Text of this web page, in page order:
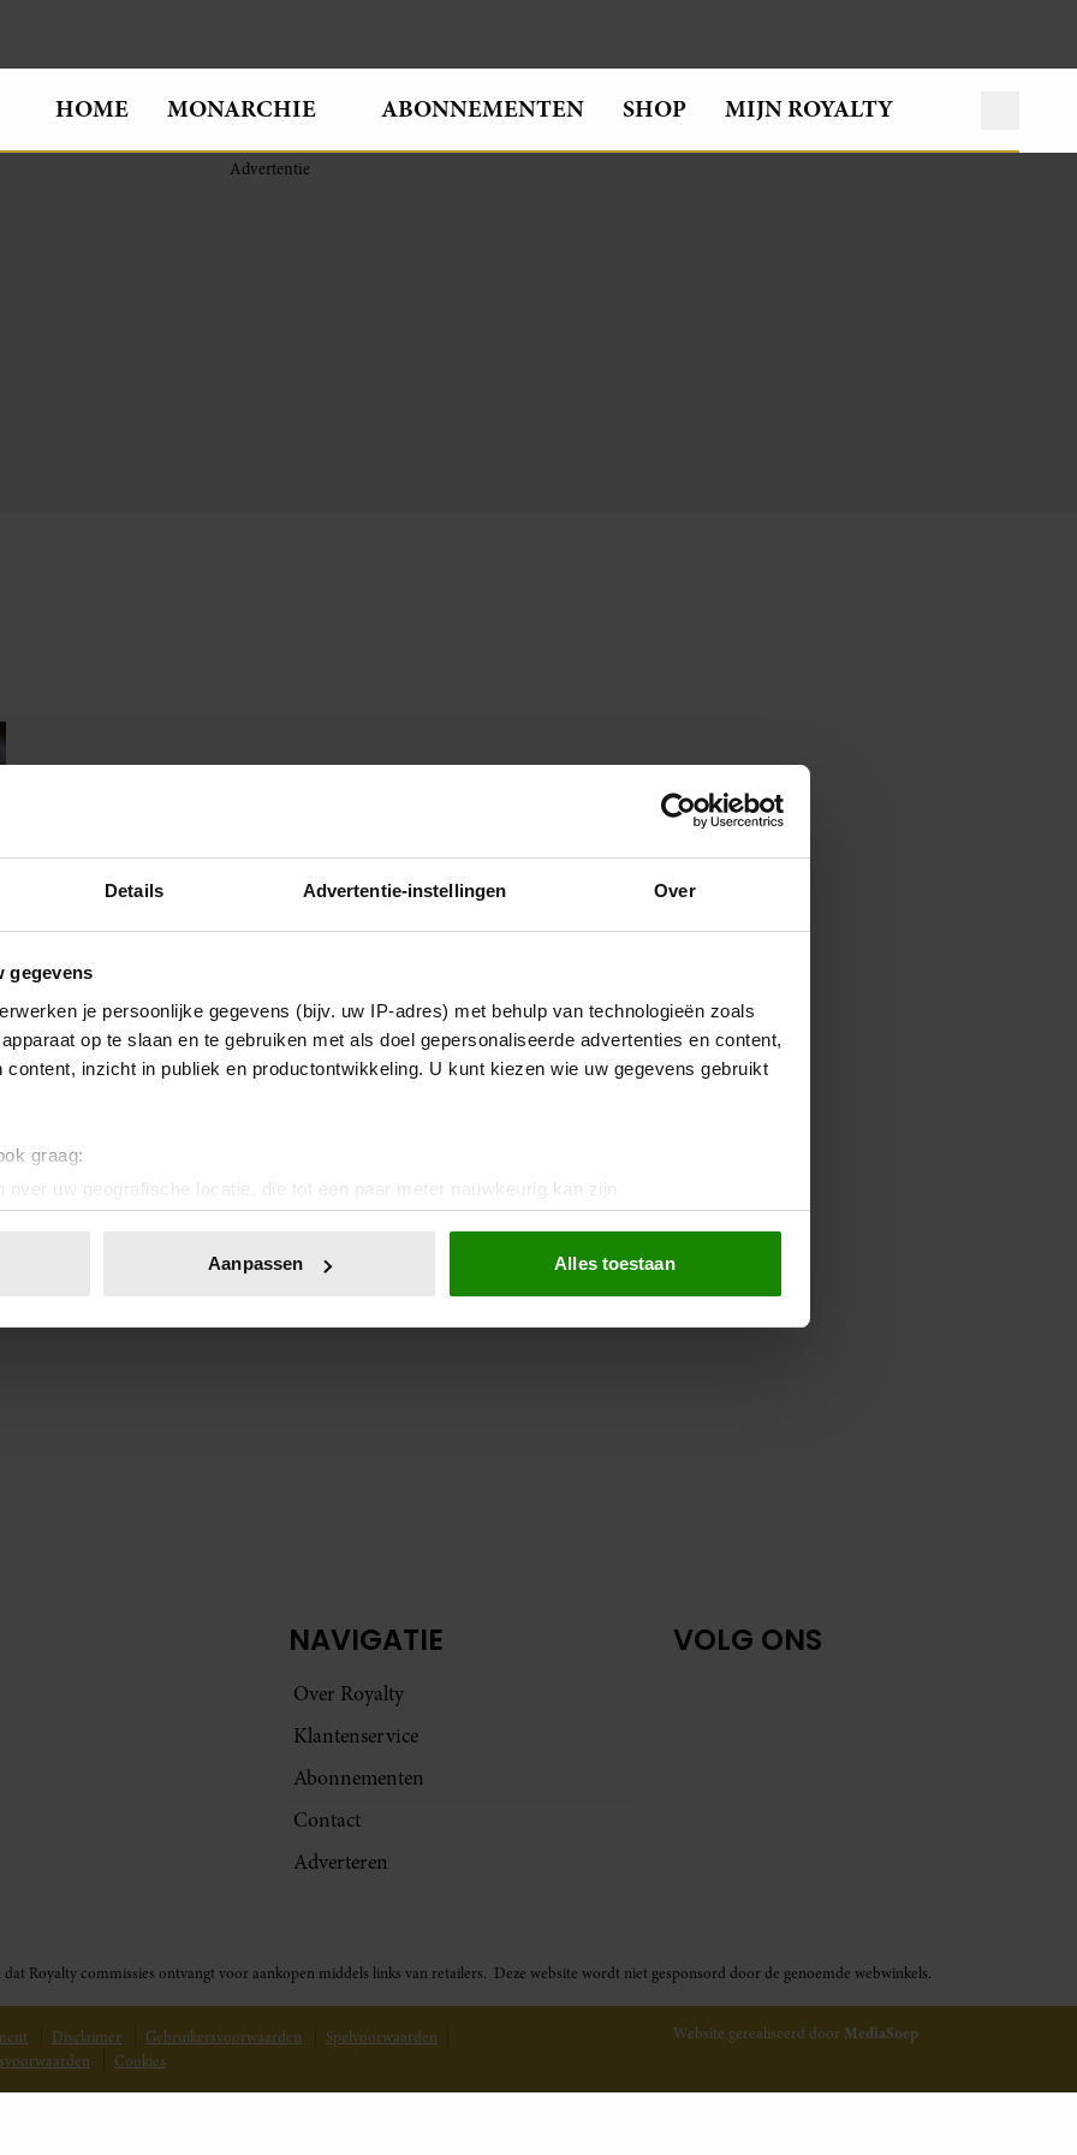
Details Advertentie-instellingen Over
gegevens
je persoonlijke gegevens (bijv. uw IP-adres) met behulp van technologieën zoals
op te slaan en te gebruiken met als doel gepersonaliseerde advertenties en content,
content, inzicht in publiek en productontwikkeling. U kunt kiezen wie uw gegevens gebruikt
graag:
over uw geografische locatie, die tot een paar meter nauwkeurig kan zijn
door het actief te scannen op specifieke eigenschappen (fingerprinting)
of intrekken in de Cookieverklaring.
en advertenties te personaliseren, om functies voor social media te bieden en om ons
Aanpassen Alles toestaan
HOME MONARCHIE ABONNEMENTEN SHOP MIJN ROYALTY
NAVIGATIE
Over Royalty
Klantenservice
Abonnementen
Contact
Adverteren
VOLG ONS
Royalty commissies ontvangt voor aankopen middels links van retailers. Deze website wordt niet gesponsord door de genoemde webwinkels.
Disclaimer Gebruikersvoorwaarden
Spelvoorwaarden
Cookies
Website gerealiseerd door MediaSoep